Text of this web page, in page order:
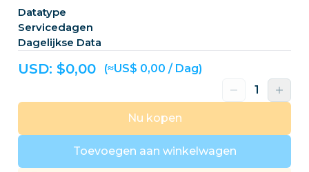
Datatype
Servicedagen
Dagelijkse Data
USD: $0,00 (≈US$ 0,00 / Dag)
Toevoegen aan winkelwagen
Nu kopen